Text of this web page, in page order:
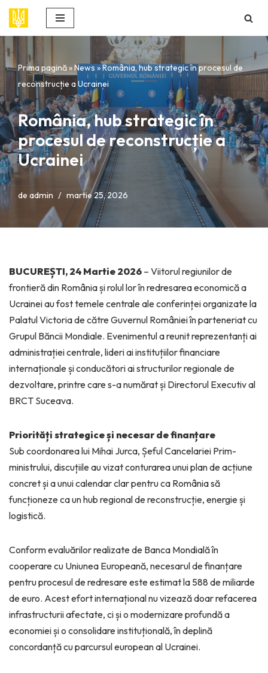
Sari
la
conținut
Prima pagină»News»România, hub strategic în procesul de
reconstrucție a Ucrainei
România, hub strategic în
procesul de reconstrucție a
Ucrainei
de admin martie 25, 2026
BUCUREȘTI, 24 Martie 2026 – Viitorul regiunilor de
frontieră din România și rolul lor în redresarea economică a
Ucrainei au fost temele centrale ale conferinței organizate la
Palatul Victoria de către Guvernul României în parteneriat cu
Grupul Băncii Mondiale. Evenimentul a reunit reprezentanți ai
administrației centrale, lideri ai instituțiilor financiare
internaționale și conducători ai structurilor regionale de
dezvoltare, printre care s-a numărat și Directorul Executiv al
BRCT Suceava.
Priorități strategice și necesar de finanțare
Sub coordonarea lui Mihai Jurca, Șeful Cancelariei Prim-
ministrului, discuțiile au vizat conturarea unui plan de acțiune
concret și a unui calendar clar pentru ca România să
funcționeze ca un hub regional de reconstrucție, energie și
logistică.
Conform evaluărilor realizate de Banca Mondială în
cooperare cu Uniunea Europeană, necesarul de finanțare
pentru procesul de redresare este estimat la 588 de miliarde
de euro. Acest efort internațional nu vizează doar refacerea
infrastructurii afectate, ci și o modernizare profundă a
economiei și o consolidare instituțională, în deplină
concordanță cu parcursul european al Ucrainei.